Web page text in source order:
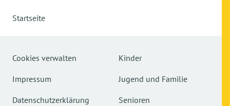
Startseite
Cookies verwalten
Impressum
Datenschutzerklärung
Kinder
Jugend und Familie
Senioren